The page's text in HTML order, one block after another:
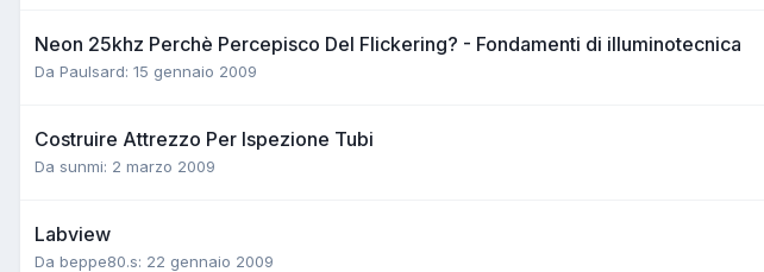
Neon 25khz Perchè Percepisco Del Flickering? - Fondamenti di illuminotecnica
Da Paulsard: 15 gennaio 2009
Costruire Attrezzo Per Ispezione Tubi
Da sunmi: 2 marzo 2009
Labview
Da beppe80.s: 22 gennaio 2009